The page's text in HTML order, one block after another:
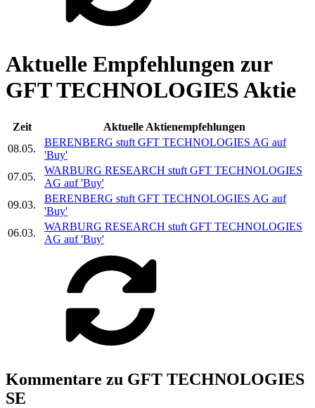
Aktuelle Empfehlungen zur
GFT TECHNOLOGIES Aktie
Zeit
Aktuelle Aktienempfehlungen
08.05.
BERENBERG stuft GFT TECHNOLOGIES AG auf
'Buy'
07.05.
WARBURG RESEARCH stuft GFT TECHNOLOGIES
AG auf 'Buy'
09.03.
BERENBERG stuft GFT TECHNOLOGIES AG auf
'Buy'
06.03.
WARBURG RESEARCH stuft GFT TECHNOLOGIES
AG auf 'Buy'
Kommentare zu GFT TECHNOLOGIES
SE